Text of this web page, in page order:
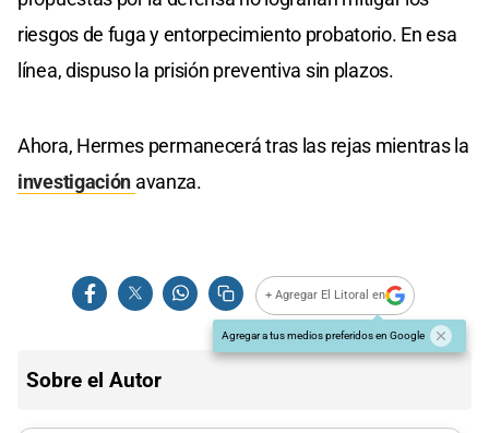
riesgos de fuga y entorpecimiento probatorio. En esa
línea, dispuso la prisión preventiva sin plazos.
Ahora, Hermes permanecerá tras las rejas mientras la
investigación avanza.
+ Agregar El Litoral en
Agregar a tus medios preferidos en Google
Sobre el Autor